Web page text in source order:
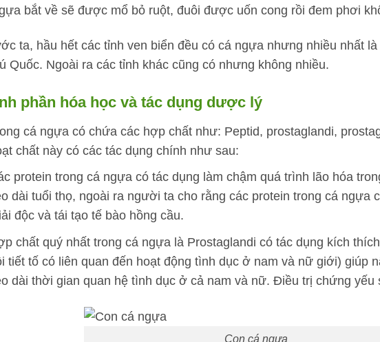
bắt về sẽ được mổ bỏ ruột, đuôi được uốn cong rồi đem phơi
ta, hầu hết các tỉnh ven biển đều có cá ngựa nhưng nhiều nhất
Quốc. Ngoài ra các tỉnh khác cũng có nhưng không nhiều.
phần hóa học và tác dụng dược lý
cá ngựa có chứa các hợp chất như: Peptid, prostaglandi,
chất này có các tác dụng chính như sau:
protein trong cá ngựa có tác dụng làm chậm quá trình lão hóa
dài tuổi thọ, ngoài ra người ta cho rằng các protein trong cá ngựa
độc và tái tạo tế bào hồng cầu.
chất quý nhất trong cá ngựa là Prostaglandi có tác dụng kích
tiết tố có liên quan đến hoạt động tình dục ở nam và nữ giới) giúp
dài thời gian quan hệ tình dục ở cả nam và nữ. Điều trị chứng yếu
Con cá ngựa